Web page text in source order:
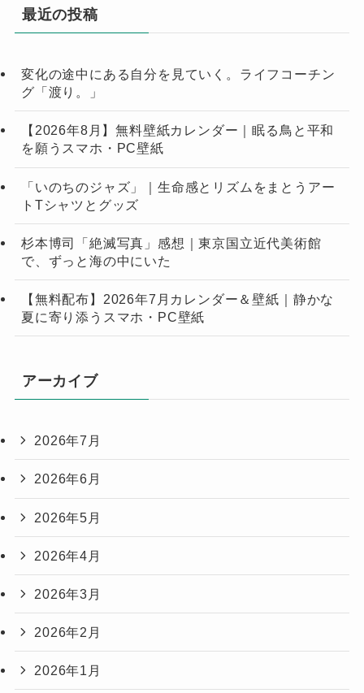
最近の投稿
変化の途中にある自分を見ていく。ライフコーチン
グ「渡り。」
【2026年8月】無料壁紙カレンダー｜眠る鳥と平和
を願うスマホ・PC壁紙
「いのちのジャズ」｜生命感とリズムをまとうアー
トTシャツとグッズ
杉本博司「絶滅写真」感想｜東京国立近代美術館
で、ずっと海の中にいた
【無料配布】2026年7月カレンダー＆壁紙｜静かな
夏に寄り添うスマホ・PC壁紙
アーカイブ
2026年7月
2026年6月
2026年5月
2026年4月
2026年3月
2026年2月
2026年1月